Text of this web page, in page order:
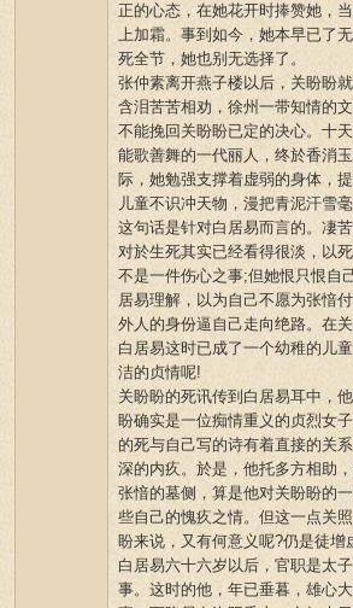
正的心态，在她花开时捧赞她，
上加霜。事到如今，她本早已了
死全节，她也别无选择了。
张仲素离开燕子楼以后，关盼盼
含泪苦苦相劝，徐州一带知情的
不能挽回关盼盼已定的决心。十
能歌善舞的一代丽人，终於香消
际，她勉强支撑着虚弱的身体，提
儿童不识冲天物，漫把青泥汗雪毫
这句话是针对白居易而言的。凄
对於生死其实已经看得很淡，以
不是一件伤心之事;但她恨只恨自
居易理解，以为自己不愿为张愔
外人的身份逼自己走向绝路。在
白居易这时已成了一个幼稚的儿
洁的贞情呢!
关盼盼的死讯传到白居易耳中，
盼确实是一位痴情重义的贞烈女
的死与自己写的诗有着直接的关
深的内疚。於是，他托多方相助
张愔的墓侧，算是他对关盼盼的
些自己的愧疚之情。但这一点关
盼来说，又有何意义呢?仍是徒增
白居易六十六岁以后，官职是太
事。这时的他，年已垂暮，雄心